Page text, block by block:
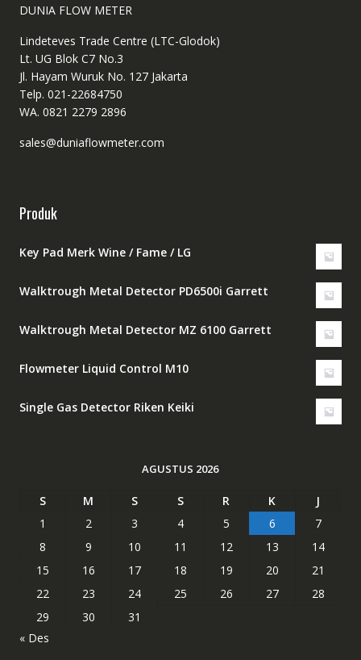
DUNIA FLOW METER
Lindeteves Trade Centre (LTC-Glodok)
Lt. UG Blok C7 No.3
Jl. Hayam Wuruk No. 127 Jakarta
Telp. 021-22684750
WA. 0821 2279 2896
sales@duniaflowmeter.com
Produk
Key Pad Merk Wine / Fame / LG
Walktrough Metal Detector PD6500i Garrett
Walktrough Metal Detector MZ 6100 Garrett
Flowmeter Liquid Control M10
Single Gas Detector Riken Keiki
AGUSTUS 2026
S M S S R K
J
1
2 3 4 5 6
7
8
9 10 11 12 13
14
15
16 17 18 19 20
21
22
23 24 25 26 27
28
29
30
31
« Des